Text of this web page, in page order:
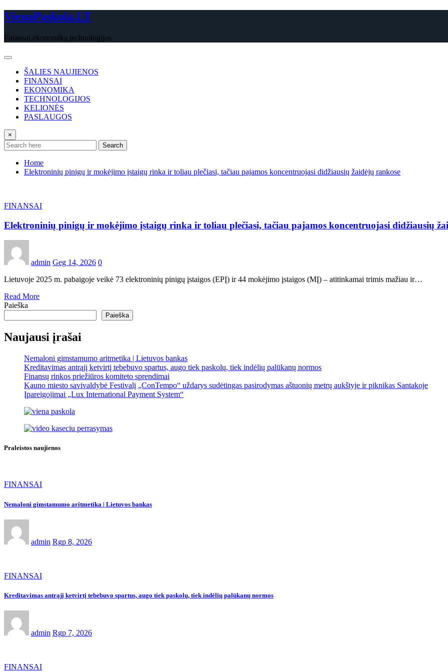
Skip
to
VienaPaskola.LT
Finansai,ekonomika,technologijos
ŠALIES NAUJIENOS
FINANSAI
EKONOMIKA
TECHNOLOGIJOS
KELIONĖS
PASLAUGOS
×
Search
Home
Elektroninių pinigų ir mokėjimo įstaigų rinka ir toliau plečiasi, tačiau pajamos koncentruojasi didžiausių žaidėjų rankose
FINANSAI
Elektroninių pinigų ir mokėjimo įstaigų rinka ir toliau plečiasi, tačiau pajamos koncentruojasi didžiausių
admin Geg 14, 2026 0
Lietuvoje 2025 m. pabaigoje veikė 73 elektroninių pinigų įstaigos (EPĮ) ir 44 mokėjimo įstaigos (MĮ) – atitinkamai trimis mažiau ir…
Read More
Paieška
Paieška
Naujausi įrašai
Nemaloni gimstamumo aritmetika | Lietuvos bankas
Kreditavimas antrąjį ketvirtį tebebuvo spartus, augo tiek paskolų, tiek indėlių palūkanų normos
Finansų rinkos priežiūros komiteto sprendimai
Kauno miesto savivaldybė Festivalį „ConTempo“ uždarys sudėtingas pasirodymas aštuonių metrų aukštyje ir piknikas Santakoje
Įpareigojimai „Lux International Payment System“
Praleistos naujienos
FINANSAI
Nemaloni gimstamumo aritmetika | Lietuvos bankas
admin Rgp 8, 2026
FINANSAI
Kreditavimas antrąjį ketvirtį tebebuvo spartus, augo tiek paskolų, tiek indėlių palūkanų normos
admin Rgp 7, 2026
FINANSAI